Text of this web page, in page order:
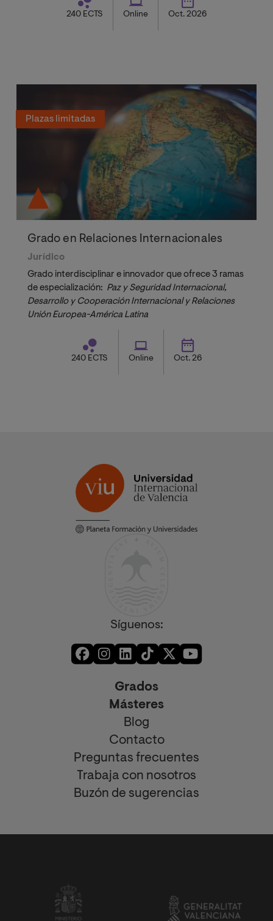
240 ECTS Online Oct. 2026
Plazas limitadas
Grado en Relaciones Internacionales
Jurídico
Grado interdisciplinar e innovador que ofrece 3 ramas
de especialización: Paz y Seguridad Internacional,
Desarrollo y Cooperación Internacional y Relaciones
Unión Europea-América Latina
240 ECTS Online Oct. 26
Síguenos:
Grados
Másteres
Blog
Contacto
Preguntas frecuentes
Trabaja con nosotros
Buzón de sugerencias